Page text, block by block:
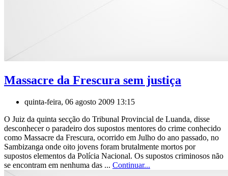
Massacre da Frescura sem justiça
quinta-feira, 06 agosto 2009 13:15
O Juiz da quinta secção do Tribunal Provincial de Luanda, disse
desconhecer o paradeiro dos supostos mentores do crime conhecido
como Massacre da Frescura, ocorrido em Julho do ano passado, no
Sambizanga onde oito jovens foram brutalmente mortos por
supostos elementos da Polícia Nacional. Os supostos criminosos não
se encontram em nenhuma das ... Continuar...